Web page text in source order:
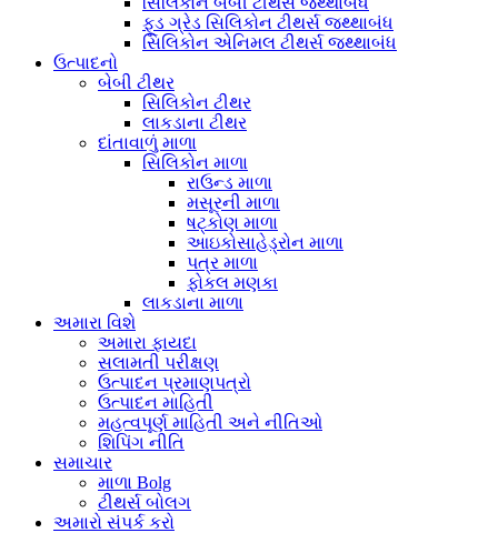
ફૂડ ગ્રેડ સિલિકોન ટીથર્સ જથ્થાબંધ
સિલિકોન એનિમલ ટીથર્સ જથ્થાબંધ
ઉત્પાદનો
બેબી ટીથર
સિલિકોન ટીથર
લાકડાના ટીથર
દાંતાવાળું માળા
સિલિકોન માળા
રાઉન્ડ માળા
મસૂરની માળા
ષટ્કોણ માળા
આઇકોસાહેડ્રોન માળા
પત્ર માળા
ફોકલ મણકા
લાકડાના માળા
અમારા વિશે
અમારા ફાયદા
સલામતી પરીક્ષણ
ઉત્પાદન પ્રમાણપત્રો
ઉત્પાદન માહિતી
મહત્વપૂર્ણ માહિતી અને નીતિઓ
શિપિંગ નીતિ
સમાચાર
માળા Bolg
ટીથર્સ બોલગ
અમારો સંપર્ક કરો